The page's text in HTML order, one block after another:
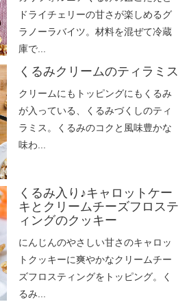
ドライチェリーの甘さが楽しめるグ
ラノーラバイツ。材料を混ぜて冷蔵
庫で...
くるみクリームのティラミス
クリームにもトッピングにもくるみ
が入っている、くるみづくしのティ
ラミス。くるみのコクと風味豊かな
味わ...
くるみ入り♪キャロットケー
キとクリームチーズフロステ
ィングのクッキー
にんじんのやさしい甘さのキャロッ
トクッキーに爽やかなクリームチー
ズフロスティングをトッピング。く
るみ...